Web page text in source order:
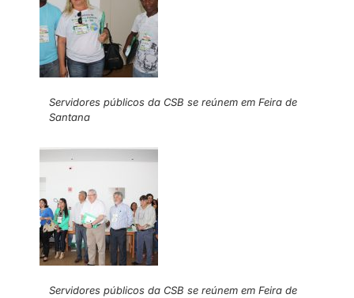
Servidores públicos da CSB se reúnem em Feira de
Santana
Servidores públicos da CSB se reúnem em Feira de